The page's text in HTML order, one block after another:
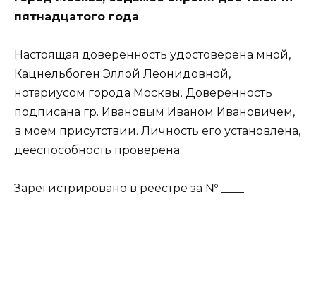
пятнадцатого года
Настоящая доверенность удостоверена мной,
Кацнельбоген Эллой Леонидовной,
нотариусом города Москвы. Доверенность
подписана гр. Ивановым Иваном Ивановичем,
в моем присутствии. Личность его установлена,
дееспособность проверена.
Зарегистрировано в реестре за № ____